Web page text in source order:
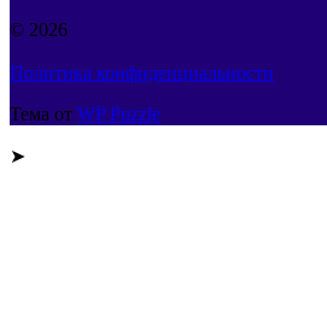
© 2026
Политика конфиденциальности
Тема от WP Puzzle
➤